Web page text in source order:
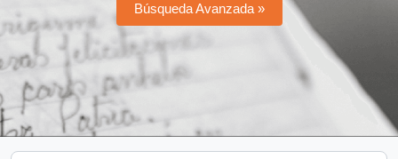
Búsqueda Avanzada »